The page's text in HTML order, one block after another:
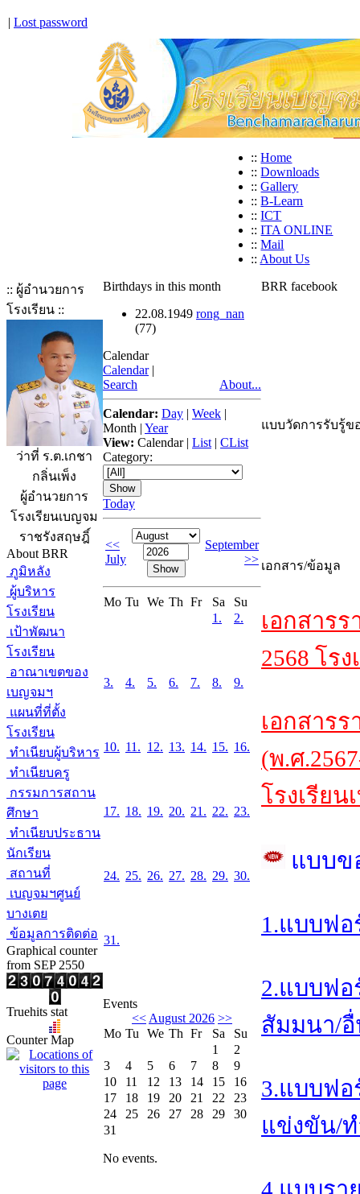
| Lost password
:: Home
:: Downloads
:: Gallery
:: B-Learn
:: ICT
:: ITA ONLINE
:: Mail
:: About Us
:: ผู้อำนวยการ
โรงเรียน ::
ว่าที่ ร.ต.เกชา
กลิ่นเพ็ง
ผู้อำนวยการ
โรงเรียนเบญจม
ราชรังสฤษฎิ์
About BRR
ภูมิหลัง
ผู้บริหาร
โรงเรียน
เป้าพัฒนา
โรงเรียน
อาณาเขตของ
เบญจมฯ
แผนที่ที่ตั้ง
โรงเรียน
ทำเนียบผู้บริหาร
ทำเนียบครู
กรรมการสถาน
ศึกษา
ทำเนียบประธาน
นักเรียน
สถานที่
เบญจมฯศูนย์
บางเตย
ข้อมูลการติดต่อ
Graphical counter
from SEP 2550
Truehits stat
Counter Map
Birthdays in this month
22.08.1949 rong_nan
(77)
Calendar
Calendar |
Search
About...
Calendar: Day | Week |
Month | Year
View: Calendar| List | CList
Category:
Today
<<
July
September
>>
Mo Tu We Th Fr Sa
Su
1.
2.
3. 4. 5. 6. 7. 8. 9.
10. 11. 12. 13. 14. 15. 16.
17. 18. 19. 20. 21. 22. 23.
24. 25. 26. 27. 28. 29. 30.
31.
Events
<< August 2026 >>
Mo Tu We Th Fr Sa
Su
1
2
3
4 5 6 7 8
9
10
11 12 13 14 15
16
17
18 19 20 21 22
23
24
25 26 27 28 29
30
31
No events.
BRR facebook
แบบวัดการรับรู้ข
เอกสาร/ข้อมูล
เอกสาร
2568 โร
เอกสาร
(พ.ศ
โรงเรีย
แบบข
1.แบบฟ
2.แบบฟ
สัมมนา/
3.แบบฟอ
แข่งขัน/